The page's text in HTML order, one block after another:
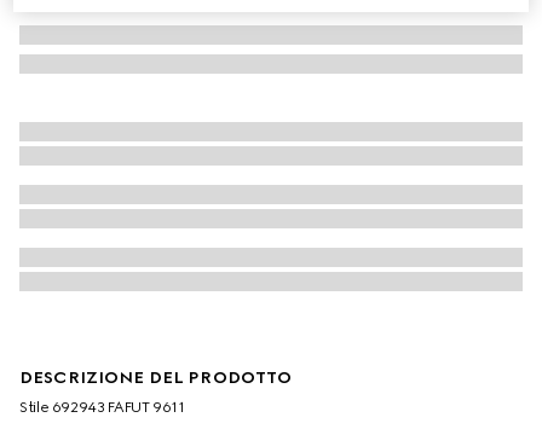
DESCRIZIONE DEL PRODOTTO
Stile ‎692943 FAFUT 9611